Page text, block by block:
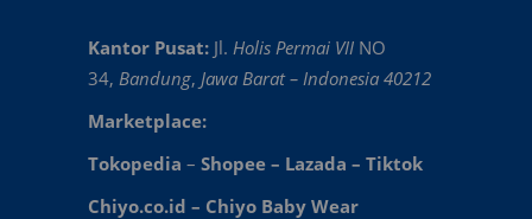
Kantor Pusat: Jl. Holis Permai VII NO
34, Bandung, Jawa Barat – Indonesia 40212
Marketplace:
Tokopedia – Shopee – Lazada – Tiktok
Chiyo.co.id – Chiyo Baby Wear